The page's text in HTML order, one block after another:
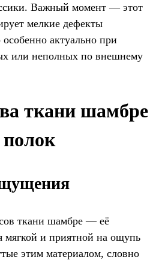
Важный момент — этот
мелкие дефекты
актуально при
или неполных по внешнему
ткани шамбре
ткани шамбре — её
мягкой и приятной на ощупь
этим материалом, словно